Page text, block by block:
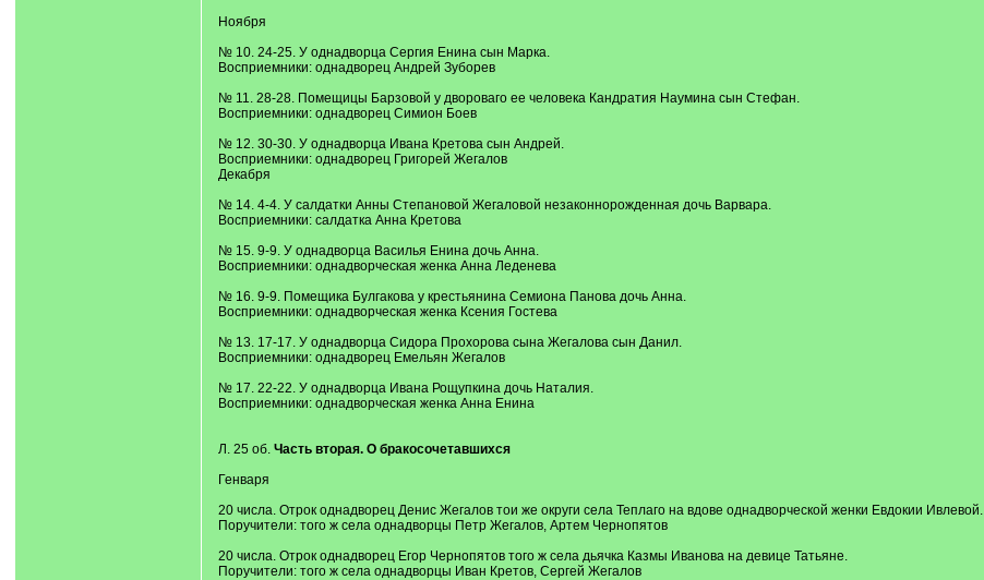
Ноября
№ 10. 24-25. У однадворца Сергия Енина сын Марка.
Восприемники: однадворец Андрей Зуборев
№ 11. 28-28. Помещицы Барзовой у двороваго ее человека Кандратия Наумина сын Стефан.
Восприемники: однадворец Симион Боев
№ 12. 30-30. У однадворца Ивана Кретова сын Андрей.
Восприемники: однадворец Григорей Жегалов
Декабря
№ 14. 4-4. У салдатки Анны Степановой Жегаловой незаконнорожденная дочь Варвара.
Восприемники: салдатка Анна Кретова
№ 15. 9-9. У однадворца Василья Енина дочь Анна.
Восприемники: однадворческая женка Анна Леденева
№ 16. 9-9. Помещика Булгакова у крестьянина Семиона Панова дочь Анна.
Восприемники: однадворческая женка Ксения Гостева
№ 13. 17-17. У однадворца Сидора Прохорова сына Жегалова сын Данил.
Восприемники: однадворец Емельян Жегалов
№ 17. 22-22. У однадворца Ивана Рощупкина дочь Наталия.
Восприемники: однадворческая женка Анна Енина
Л. 25 об. Часть вторая. О бракосочетавшихся
Генваря
20 числа. Отрок однадворец Денис Жегалов тои же округи села Теплаго на вдове однадворческой женки Евдокии Ивлевой.
Поручители: того ж села однадворцы Петр Жегалов, Артем Чернопятов
20 числа. Отрок однадворец Егор Чернопятов того ж села дьячка Казмы Иванова на девице Татьяне.
Поручители: того ж села однадворцы Иван Кретов, Сергей Жегалов